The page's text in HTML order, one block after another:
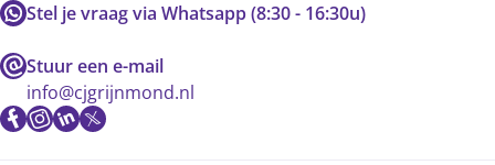
Stel je vraag via Whatsapp (8:30 - 16:30u)
Stuur een e-mail
info@cjgrijnmond.nl